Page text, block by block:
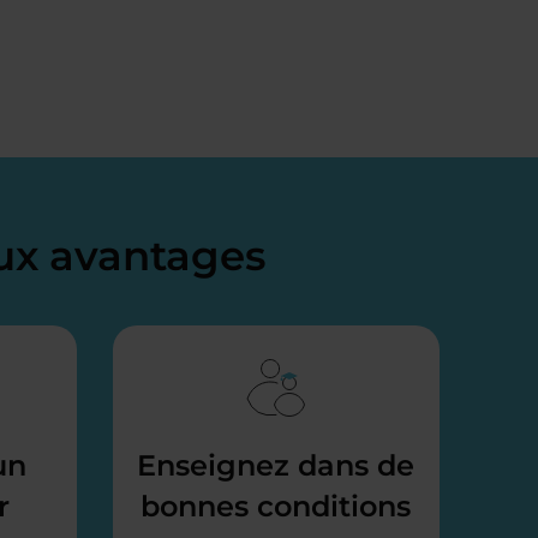
avantages
Enseignez dans de
bonnes conditions